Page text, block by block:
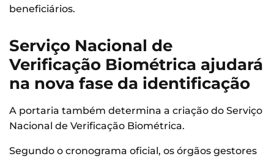
beneficiários.
Serviço Nacional de
Verificação Biométrica ajudará
na nova fase da identificação
A portaria também determina a criação do Serviço
Nacional de Verificação Biométrica.
Segundo o cronograma oficial, os órgãos gestores